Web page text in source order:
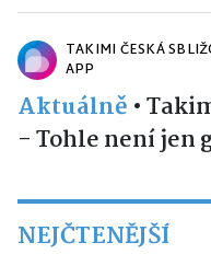
TAKIMI ČESKÁ
APP
Aktuálně •
- Tohle není jen
NEJČTENĚJŠÍ